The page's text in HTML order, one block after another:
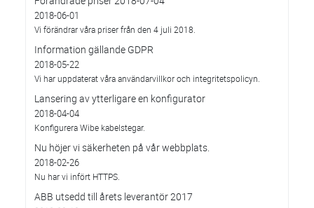
2018-06-01
Vi förändrar våra priser från den 4 juli 2018.
Information gällande GDPR
2018-05-22
Vi har uppdaterat våra användarvillkor och integritetspolicyn.
Lansering av ytterligare en konfigurator
2018-04-04
Konfigurera Wibe kabelstegar.
Nu höjer vi säkerheten på vår webbplats.
2018-02-26
Nu har vi infört HTTPS.
ABB utsedd till årets leverantör 2017